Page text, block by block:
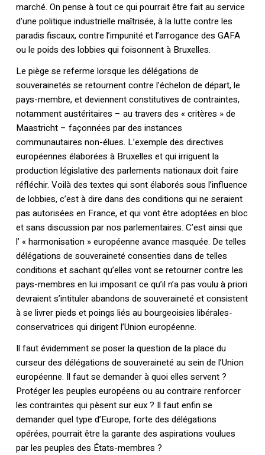
marché. On pense à tout ce qui pourrait être fait au service
d’une politique industrielle maîtrisée, à la lutte contre les
paradis fiscaux, contre l’impunité et l’arrogance des GAFA
ou le poids des lobbies qui foisonnent à Bruxelles.
Le piège se referme lorsque les délégations de
souverainetés se retournent contre l’échelon de départ, le
pays-membre, et deviennent constitutives de contraintes,
notamment austéritaires – au travers des « critères » de
Maastricht – façonnées par des instances
communautaires non-élues. L’exemple des directives
européennes élaborées à Bruxelles et qui irriguent la
production législative des parlements nationaux doit faire
réfléchir. Voilà des textes qui sont élaborés sous l’influence
de lobbies, c’est à dire dans des conditions qui ne seraient
pas autorisées en France, et qui vont être adoptées en bloc
et sans discussion par nos parlementaires. C’est ainsi que
l’ « harmonisation » européenne avance masquée. De telles
délégations de souveraineté consenties dans de telles
conditions et sachant qu’elles vont se retourner contre les
pays-membres en lui imposant ce qu’il n’a pas voulu à priori
devraient s’intituler abandons de souveraineté et consistent
à se livrer pieds et poings liés au bourgeoisies libérales-
conservatrices qui dirigent l’Union européenne.
Il faut évidemment se poser la question de la place du
curseur des délégations de souveraineté au sein de l’Union
européenne. Il faut se demander à quoi elles servent ?
Protéger les peuples européens ou au contraire renforcer
les contraintes qui pèsent sur eux ? Il faut enfin se
demander quel type d’Europe, forte des délégations
opérées, pourrait être la garante des aspirations voulues
par les peuples des États-membres ?